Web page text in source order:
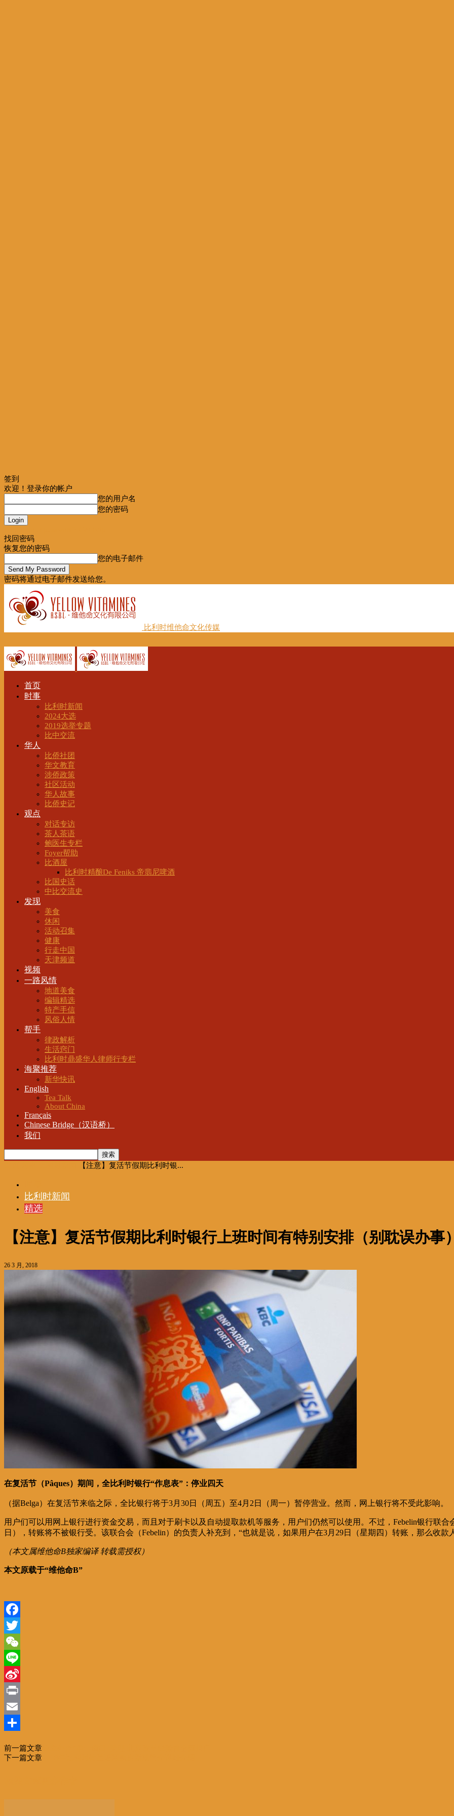
签到
欢迎！登录你的帐户
您的用户名
您的密码
找回密码
恢复您的密码
您的电子邮件
密码将通过电子邮件发送给您。
比利时维他命文化传媒
首页
时事
比利时新闻
2024大选
2019选举专题
比中交流
华人
比侨社团
华文教育
涉侨政策
社区活动
华人故事
比侨史记
观点
对话专访
茶人茶语
鲍医生专栏
Foyer帮助
比酒屋
比利时精酿De Feniks 帝翡尼啤酒
比国史话
中比交流史
发现
美食
休闲
活动召集
健康
行走中国
天津频道
视频
一路风情
地道美食
编辑精选
特产手信
风俗人情
帮手
律政解析
生活窍门
比利时鼎盛华人律师行专栏
海聚推荐
新华快讯
English
Tea Talk
About China
Français
Chinese Bridge（汉语桥）
我们
【注意】复活节假期比利时银...
比利时新闻
精选
【注意】复活节假期比利时银行上班时间有特别安排（别耽误办事
26 3 月, 2018
在复活节（Pâques）期间，全比利时银行“作息表”：停业四天
（据Belga）在复活节来临之际，全比银行将于3月30日（周五）至4月2日（周一）暂停营业。然而，网上银行将不受此影响。
用户们可以用网上银行进行资金交易，而且对于刷卡以及自动提取款机等服务，用户们仍然可以使用。不过，Febelin银行联
日），转账将不被银行受。该联合会（Febelin）的负责人补充到，“也就是说，如果用户在3月29日（星期四）转账，那么收
（本文属维他命B独家编译 转载需授权）
本文原载于“维他命B”
Facebook
Twitter
WeChat
Line
Sina
Weibo
Print
Email
享
前一篇文章
下一篇文章